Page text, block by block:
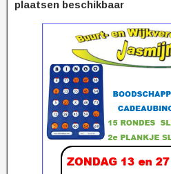
plaatsen beschikbaar